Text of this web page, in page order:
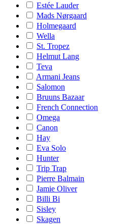
Estée Lauder
Mads Nørgaard
Holmegaard
Wella
St. Tropez
Helmut Lang
Teva
Armani Jeans
Salomon
Bruuns Bazaar
French Connection
Omega
Canon
Hay
Eva Solo
Hunter
Trip Trap
Pierre Balmain
Jamie Oliver
Billi Bi
Sisley
Skagen